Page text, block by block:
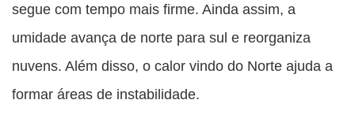
segue com tempo mais firme. Ainda assim, a
umidade avança de norte para sul e reorganiza
nuvens. Além disso, o calor vindo do Norte ajuda a
formar áreas de instabilidade.